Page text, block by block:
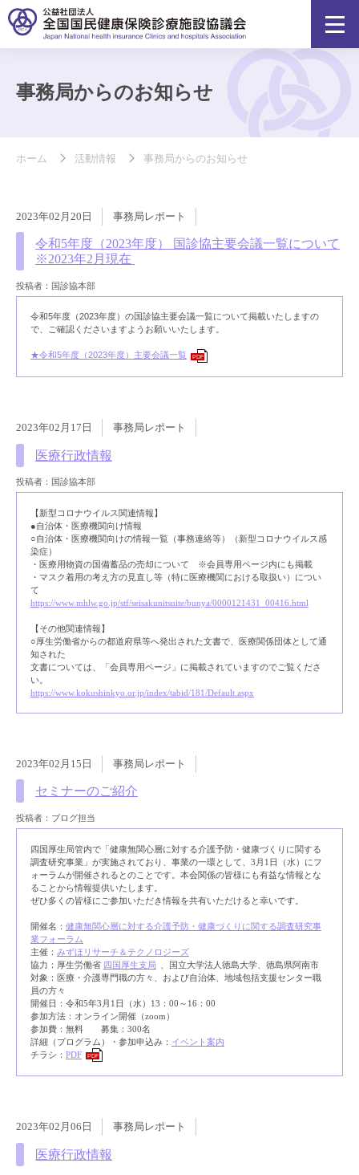
事務局からのお知らせ
ホーム 活動情報 事務局からのお知らせ
2023年02月20日 事務局レポート
令和5年度（2023年度） 国診協主要会議一覧について
※2023年2月現在
投稿者：国診協本部
令和5年度（2023年度）の国診協主要会議一覧について掲載いたしますの
で、ご確認くださいますようお願いいたします。
★令和5年度（2023年度）主要会議一覧 PDF
2023年02月17日 事務局レポート
医療行政情報
投稿者：国診協本部
【新型コロナウイルス関連情報】
●自治体・医療機関向け情報
○自治体・医療機関向けの情報一覧（事務連絡等）（新型コロナウイルス感
染症）
・医療用物資の国備蓄品の売却について ※会員専用ページ内にも掲載
・マスク着用の考え方の見直し等（特に医療機関における取扱い）につい
て
https://www.mhlw.go.jp/stf/seisakunitsuite/bunya/0000121431_00416.html
【その他関連情報】
○厚生労働省からの都道府県等へ発出された文書で、医療関係団体として通
知された
文書については、「会員専用ページ」に掲載されていますのでご覧くださ
い。
https://www.kokushinkyo.or.jp/index/tabid/181/Default.aspx
2023年02月15日 事務局レポート
セミナーのご紹介
投稿者：ブログ担当
四国厚生局管内で「健康無関心層に対する介護予防・健康づくりに関する
調査研究事業」が実施されており、事業の一環として、3月1日（水）にフ
ォーラムが開催されるとのことです。本会関係の皆様にも有益な情報とな
ることから情報提供いたします。
ぜひ多くの皆様にご参加いただき情報を共有いただけると幸いです。
開催名： 健康無関心層に対する介護予防・健康づくりに関する調査研究事
業フォーラム
主催： みずほリサーチ＆テクノロジーズ
協力：厚生労働省 四国厚生支局
、国立大学法人徳島大学、徳島県阿南市
対象：医療・介護専門職の方々、および自治体、地域包括支援センター職
員の方々
開催日：令和5年3月1日（水）13：00～16：00
参加方法：オンライン開催（zoom）
参加費：無料 募集：300名
詳細（プログラム）・参加申込み： イベント案内
チラシ： PDF PDF
2023年02月06日 事務局レポート
医療行政情報